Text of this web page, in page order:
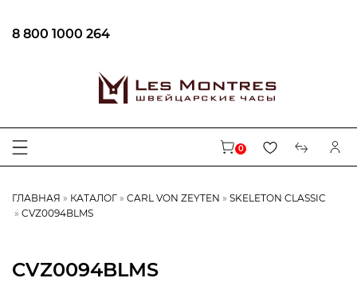
8 800 1000 264
0
ГЛАВНАЯ КАТАЛОГ CARL VON ZEYTEN
SKELETON CLASSIC
CVZ0094BLMS
CVZ0094BLMS